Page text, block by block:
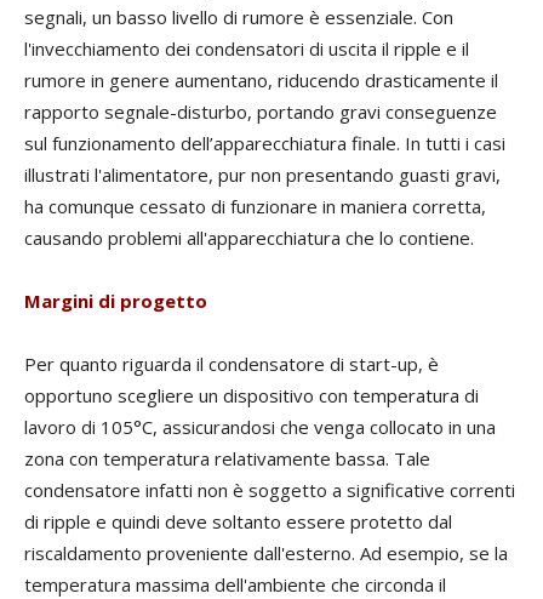
segnali, un basso livello di rumore è essenziale. Con
l'invecchiamento dei condensatori di uscita il ripple e il
rumore in genere aumentano, riducendo drasticamente il
rapporto segnale-disturbo, portando gravi conseguenze
sul funzionamento dell’apparecchiatura finale. In tutti i casi
illustrati l'alimentatore, pur non presentando guasti gravi,
ha comunque cessato di funzionare in maniera corretta,
causando problemi all'apparecchiatura che lo contiene.
Margini di progetto
Per quanto riguarda il condensatore di start-up, è
opportuno scegliere un dispositivo con temperatura di
lavoro di 105°C, assicurandosi che venga collocato in una
zona con temperatura relativamente bassa. Tale
condensatore infatti non è soggetto a significative correnti
di ripple e quindi deve soltanto essere protetto dal
riscaldamento proveniente dall'esterno. Ad esempio, se la
temperatura massima dell'ambiente che circonda il